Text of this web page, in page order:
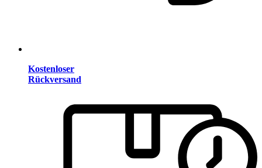
Kostenloser
Rückversand